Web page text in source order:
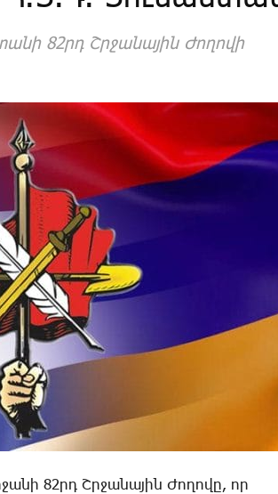
82րդ Շրջանային Ժողովի
82րդ Շր­ջա­նա­յին ­Ժո­ղո­վը, որ